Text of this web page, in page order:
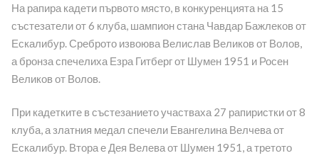
На рапира кадети първото място, в конкуренцията на 15
състезатели от 6 клуба, шампион стана Чавдар Бажлеков от
Ескалибур. Среброто извоюва Велислав Великов от Волов,
а бронза спечелиха Езра Гитберг от Шумен 1951 и Росен
Великов от Волов.
При кадетките в състезанието участваха 27 рапиристки от 8
клуба, а златния медал спечели Евангелина Велчева от
Ескалибур. Втора е Дея Велева от Шумен 1951, а третото